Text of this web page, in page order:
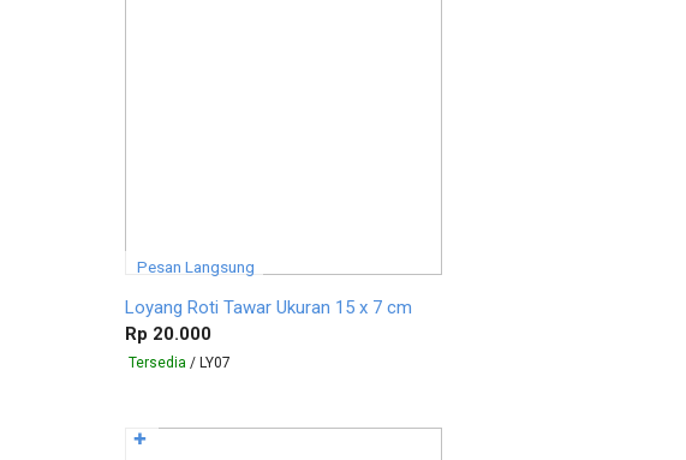
Pesan Langsung
Loyang Roti Tawar Ukuran 15 x 7 cm
Rp 20.000
Tersedia / LY07
✚